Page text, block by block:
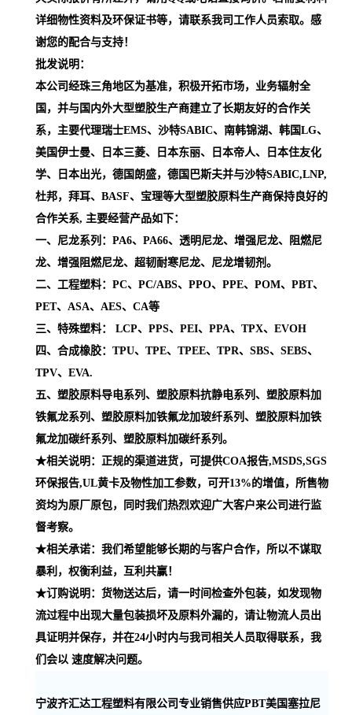
详细物性资料及环保证书等，请联系我司工作人员索取。感
谢您的配合与支持！
批发说明：
本公司经珠三角地区为基准，积极开拓市场，业务辐射全
国，并与国内外大型塑胶生产商建立了长期友好的合作关
系，主要代理瑞士EMS、沙特SABIC、南韩锦湖、韩国LG、
美国伊士曼、日本三菱、日本东丽、日本帝人、日本住友化
学、日本出光，德国朗盛，德国巴斯夫并与沙特SABIC,LNP,
杜邦，拜耳、BASF、宝理等大型塑胶原料生产商保持良好的
合作关系, 主要经营产品如下：
一、尼龙系列：PA6、PA66、透明尼龙、增强尼龙、阻燃尼
龙、增强阻燃尼龙、超韧耐寒尼龙、尼龙增韧剂。
二、工程塑料：PC、PC/ABS、PPO、PPE、POM、PBT、
PET、ASA、AES、CA等
三、特殊塑料： LCP、PPS、PEI、PPA、TPX、EVOH
四、合成橡胶：TPU、TPE、TPEE、TPR、SBS、SEBS、
TPV、EVA.
五、塑胶原料导电系列、塑胶原料抗静电系列、塑胶原料加
铁氟龙系列、塑胶原料加铁氟龙加玻纤系列、塑胶原料加铁
氟龙加碳纤系列、塑胶原料加碳纤系列。
★相关说明：正规的渠道进货，可提供COA报告,MSDS,SGS
环保报告,UL黄卡及物性加工参数，可开13%的增值，所售物
资均为原厂原包，同时我们热烈欢迎广大客户来公司进行监
督考察。
★相关承诺：我们希望能够长期的与客户合作，所以不谋取
暴利，权衡利益，互利共赢！
★订购说明：货物送达后，请一时间检查外包装，如发现物
流过程中出现大量包装损坏及原料外漏的，请让物流人员出
具证明并保存，并在24小时内与我司相关人员取得联系，我
们会以 速度解决问题。
宁波齐汇达工程塑料有限公司专业销售供应PBT美国塞拉尼